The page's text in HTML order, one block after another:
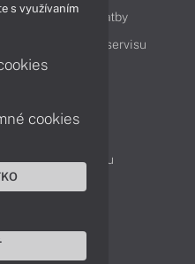
doručenia a platby
Cenník servisu
Reklamácia tovaru
s využívaním
cookies